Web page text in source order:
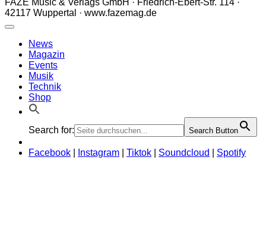
FAZE Music & Verlags GmbH · Friedrich-Ebert-Str. 114 ·
42117 Wuppertal · www.fazemag.de
News
Magazin
Events
Musik
Technik
Shop
Search for: Search Button
Facebook Instagram Tiktok Soundcloud Spotify